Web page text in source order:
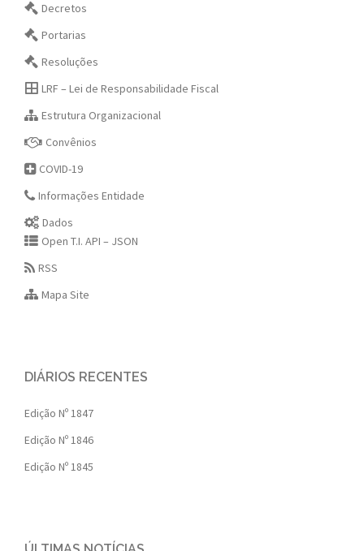
Decretos
Portarias
Resoluções
LRF – Lei de Responsabilidade Fiscal
Estrutura Organizacional
Convênios
COVID-19
Informações Entidade
Dados
Open T.I. API – JSON
RSS
Mapa Site
DIÁRIOS RECENTES
Edição Nº 1847
Edição Nº 1846
Edição Nº 1845